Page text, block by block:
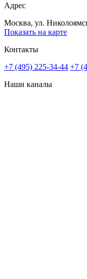
Адрес
Москва, ул.
Показать на карте
Контакты
+7 (495) 225-34-44 +7
Наши каналы